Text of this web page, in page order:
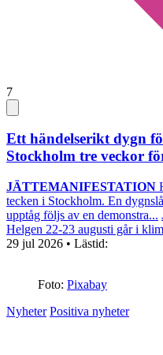
7
Ett händelserikt dygn
Stockholm tre veckor
JÄTTEMANIFESTATION
tecken i Stockholm. En
upptåg följs av en demonstra...
Helgen 22-23 augusti går i
29 jul 2026 • Lästid:
Foto: Pixabay
Nyheter Positiva nyheter